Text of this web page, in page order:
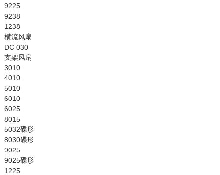
9225
9238
1238
横流风扇
DC 030
支架风扇
3010
4010
5010
6010
6025
8015
5032碟形
8030碟形
9025
9025碟形
1225